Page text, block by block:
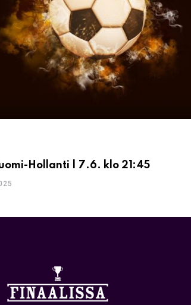
Hollanti | 7.6. klo 21:45